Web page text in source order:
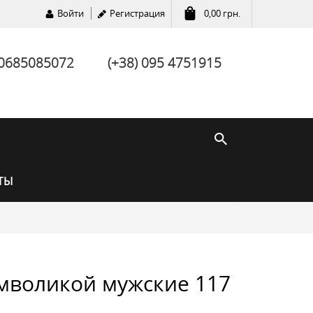
Войти Регистрация 0,00 грн.
(+38) 095 4751915
мужские 117